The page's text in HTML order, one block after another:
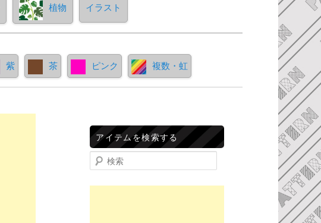
植物 イラスト
紫 茶 ピンク 複数・虹
アイテムを検索する
検索